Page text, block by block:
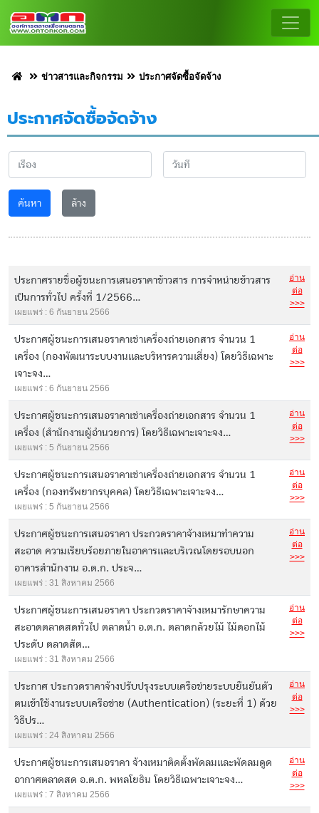
ข่าวสารและกิจกรรม ประกาศจัดซื้อจัดจ้าง
ประกาศจัดซื้อจัดจ้าง
ค้นหา ล้าง
ประกาศรายชื่อผู้ชนะการเสนอราคาข้าวสาร การจำหน่ายข้าวสาร
เป็นการทั่วไป ครั้งที่ 1/2566...
เผยแพร่ : 6 กันยายน 2566
อ่าน
ต่อ
>>>
ประกาศผู้ชนะการเสนอราคาเช่าเครื่องถ่ายเอกสาร จำนวน 1
เครื่อง (กองพัฒนาระบบงานและบริหารความเสี่ยง) โดยวิธีเฉพาะ
เจาะจง...
เผยแพร่ : 6 กันยายน 2566
อ่าน
ต่อ
>>>
ประกาศผู้ชนะการเสนอราคาเช่าเครื่องถ่ายเอกสาร จำนวน 1
เครื่อง (สำนักงานผู้อำนวยการ) โดยวิธีเฉพาะเจาะจง...
เผยแพร่ : 5 กันยายน 2566
อ่าน
ต่อ
>>>
ประกาศผู้ชนะการเสนอราคาเช่าเครื่องถ่ายเอกสาร จำนวน 1
เครื่อง (กองทรัพยากรบุคคล) โดยวิธีเฉพาะเจาะจง...
เผยแพร่ : 5 กันยายน 2566
อ่าน
ต่อ
>>>
ประกาศผู้ชนะการเสนอราคา ประกวดราคาจ้างเหมาทำความ
สะอาด ความเรียบร้อยภายในอาคารและบริเวณโดยรอบนอก
อาคารสำนักงาน อ.ต.ก. ประจ...
เผยแพร่ : 31 สิงหาคม 2566
อ่าน
ต่อ
>>>
ประกาศผู้ชนะการเสนอราคา ประกวดราคาจ้างเหมารักษาความ
สะอาดตลาดสดทั่วไป ตลาดน้ำ อ.ต.ก. ตลาดกล้วยไม้ ไม้ดอกไม้
ประดับ ตลาดสัต...
เผยแพร่ : 31 สิงหาคม 2566
อ่าน
ต่อ
>>>
ประกาศ ประกวดราคาจ้างปรับปรุงระบบเครือข่ายระบบยืนยันตัว
ตนเข้าใช้งานระบบเครือข่าย (Authentication) (ระยะที่ 1) ด้วย
วิธีปร...
เผยแพร่ : 24 สิงหาคม 2566
อ่าน
ต่อ
>>>
ประกาศผู้ชนะการเสนอราคา จ้างเหมาติดตั้งพัดลมและพัดลมดูด
อากาศตลาดสด อ.ต.ก. พหลโยธิน โดยวิธีเฉพาะเจาะจง...
เผยแพร่ : 7 สิงหาคม 2566
อ่าน
ต่อ
>>>